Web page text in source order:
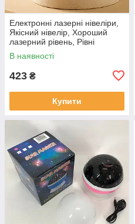
Електронні лазерні нівеліри,
Якісний нівелір, Хороший
лазерний рівень, Рівні
будівельні професійні OA-27
В наявності
423 ₴
Купити